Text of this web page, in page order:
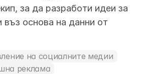
за да разработи идеи за
въз основа на данни от
на социалните медии
реклама